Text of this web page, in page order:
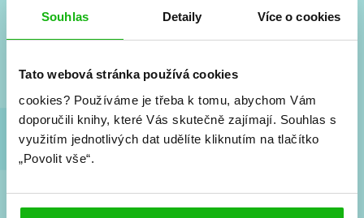
Souhlas Detaily Více o cookies
Tato webová stránka používá cookies
cookies? Používáme je třeba k tomu, abychom Vám
doporučili knihy, které Vás skutečně zajímají. Souhlas s
využitím jednotlivých dat udělíte kliknutím na tlačítko
„Povolit vše“.
Vše kolem #youngadult každý měsíc rovnou do mailu!
a seriálové adaptace a další.
Souhlasím spodmínkami zpracování osobních údajů